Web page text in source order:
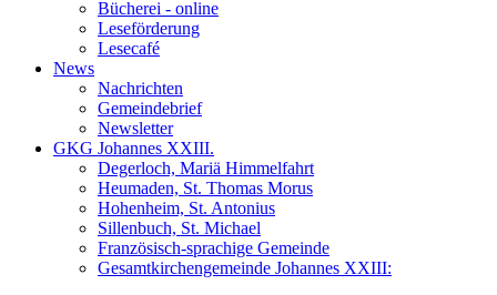
Bücherei - online
Leseförderung
Lesecafé
News
Nachrichten
Gemeindebrief
Newsletter
GKG Johannes XXIII.
Degerloch, Mariä Himmelfahrt
Heumaden, St. Thomas Morus
Hohenheim, St. Antonius
Sillenbuch, St. Michael
Französisch-sprachige Gemeinde
Gesamtkirchengemeinde Johannes XXIII: